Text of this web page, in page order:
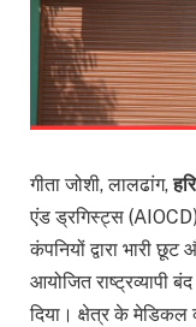
गीता जोशी, लालढांग,
एंड ड्रगिस्ट्स
कंपनियों द्वारा भारी
आयोजित राष्ट्रव्यापी
दिया। क्षेत्र के मेडिकल